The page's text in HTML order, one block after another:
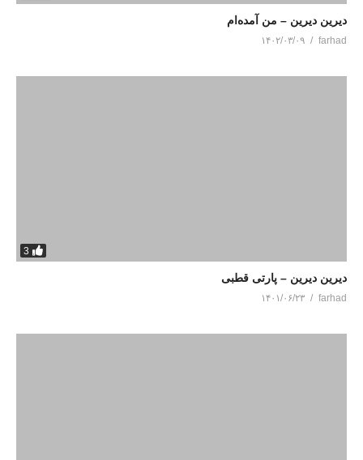
دیرین دیرین – من آمده‌ام
farhad ۱۴۰۲/۰۳/۰۹
3
دیرین دیرین – پارتی قطبی
farhad ۱۴۰۱/۰۶/۲۳